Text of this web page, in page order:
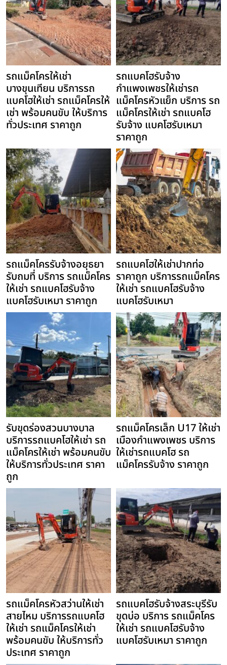
รถแม็คโครให้เช่า
บางขุนเทียน บริการรถ
แบคโฮให้เช่า รถแม็คโครให้
เช่า พร้อมคนขับ ให้บริการ
ทั่วประเทศ ราคาถูก
รถแบคโฮรับจ้าง
กำแพงเพชรให้เช่ารถ
แม็คโครหัวแย็ก บริการ รถ
แม็คโครให้เช่า รถแบคโฮ
รับจ้าง แบคโฮรับเหมา
ราคาถูก
รถแม็คโครรับจ้างอยุธยา
รับถมที่ บริการ รถแม็คโคร
ให้เช่า รถแบคโฮรับจ้าง
แบคโฮรับเหมา ราคาถูก
รถแบคโฮให้เช่าปากท่อ
ราคาถูก บริการรถแม็คโคร
ให้เช่า รถแบคโฮรับจ้าง
แบคโฮรับเหมา
รับขุดร่องสวนบางบาล
บริการรถแบคโฮให้เช่า รถ
แม็คโครให้เช่า พร้อมคนขับ
ให้บริการทั่วประเทศ ราคา
ถูก
รถแม็คโครเล็ก U17 ให้เช่า
เมืองกำแพงเพชร บริการ
ให้เช่ารถแบคโฮ รถ
แม็คโครรับจ้าง ราคาถูก
รถแม็คโครหัวสว่านให้เช่า
สายไหม บริการรถแบคโฮ
ให้เช่า รถแม็คโครให้เช่า
พร้อมคนขับ ให้บริการทั่ว
ประเทศ ราคาถูก
รถแบคโฮรับจ้างสระบุรีรับ
ขุดบ่อ บริการ รถแม็คโคร
ให้เช่า รถแบคโฮรับจ้าง
แบคโฮรับเหมา ราคาถูก